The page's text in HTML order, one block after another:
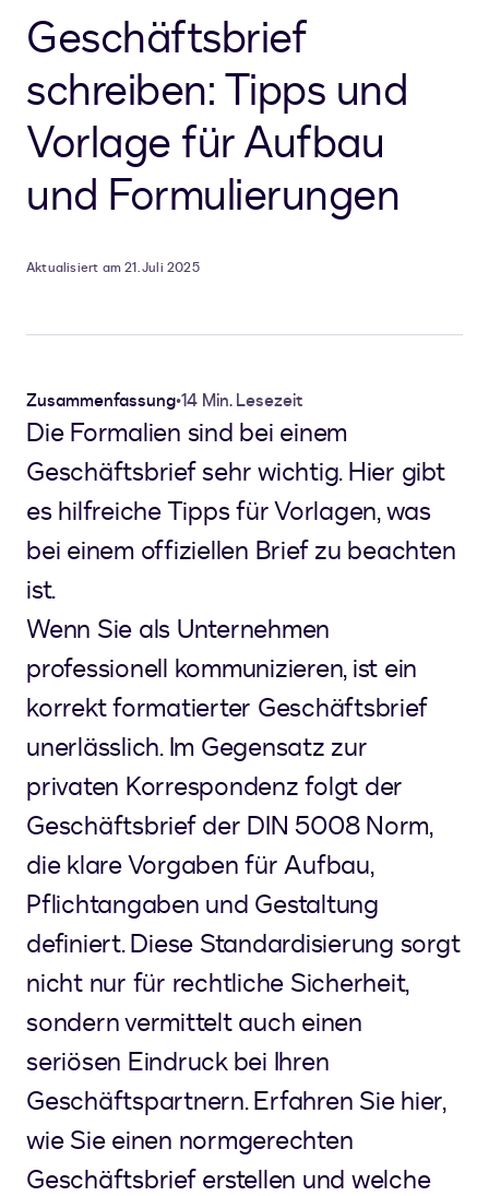
Geschäftsbrief
schreiben: Tipps und
Vorlage für Aufbau
und Formulierungen
Aktualisiert am 21. Juli 2025
Zusammenfassung•14 Min. Lesezeit
Die Formalien sind bei einem
Geschäftsbrief sehr wichtig. Hier gibt
es hilfreiche Tipps für Vorlagen, was
bei einem offiziellen Brief zu beachten
ist.
Wenn Sie als Unternehmen
professionell kommunizieren, ist ein
korrekt formatierter Geschäftsbrief
unerlässlich. Im Gegensatz zur
privaten Korrespondenz folgt der
Geschäftsbrief der DIN 5008 Norm,
die klare Vorgaben für Aufbau,
Pflichtangaben und Gestaltung
definiert. Diese Standardisierung sorgt
nicht nur für rechtliche Sicherheit,
sondern vermittelt auch einen
seriösen Eindruck bei Ihren
Geschäftspartnern. Erfahren Sie hier,
wie Sie einen normgerechten
Geschäftsbrief erstellen und welche